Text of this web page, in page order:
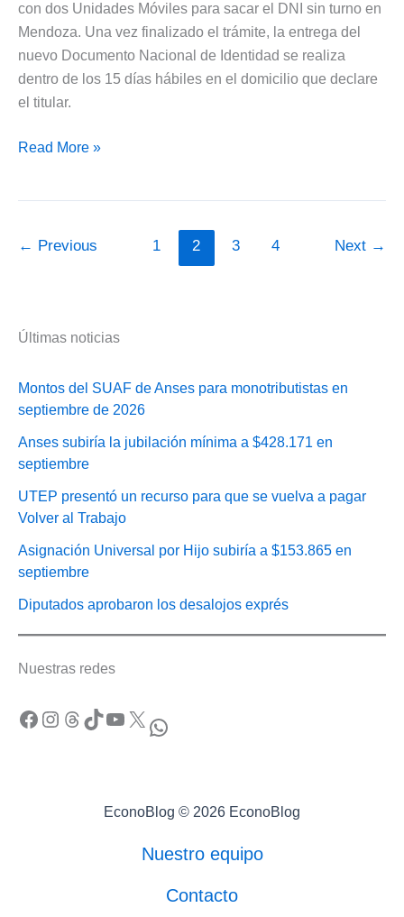
con dos Unidades Móviles para sacar el DNI sin turno en
Mendoza. Una vez finalizado el trámite, la entrega del
nuevo Documento Nacional de Identidad se realiza
dentro de los 15 días hábiles en el domicilio que declare
el titular.
Unidades
en
Read More »
← Previous 1 2 3 4 Next →
Últimas noticias
Montos del SUAF de Anses para monotributistas en
septiembre de 2026
Anses subiría la jubilación mínima a $428.171 en
septiembre
UTEP presentó un recurso para que se vuelva a pagar
Volver al Trabajo
Asignación Universal por Hijo subiría a $153.865 en
septiembre
Diputados aprobaron los desalojos exprés
Nuestras redes
Facebook Instagram Threads TikTok YouTube X WhatsApp
EconoBlog © 2026 EconoBlog
Nuestro equipo
Contacto